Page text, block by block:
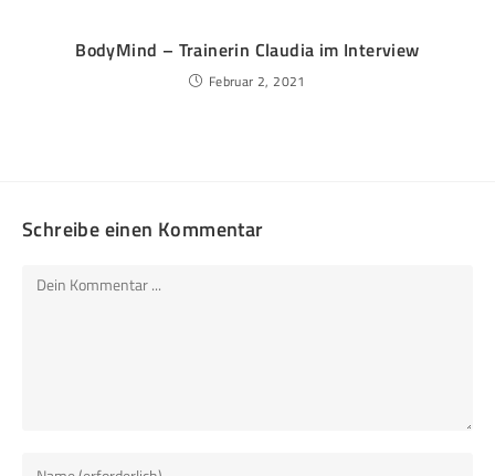
BodyMind – Trainerin Claudia im Interview
Februar 2, 2021
Schreibe einen Kommentar